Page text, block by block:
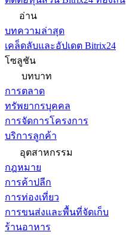
อ่าน
บทความล่าสุด
เคล็ดลับและอัปเดต Bitrix24
โซลูชัน
บทบาท
การตลาด
ทรัพยากรบุคคล
การจัดการโครงการ
บริการลูกค้า
อุตสาหกรรม
กฎหมาย
การค้าปลีก
การท่องเที่ยว
การขนส่งและพื้นที่จัดเก็บ
ร้านอาหาร